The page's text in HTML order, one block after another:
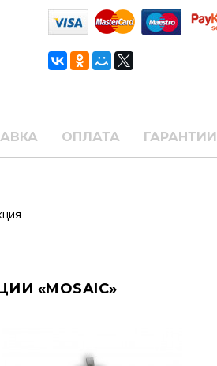
ОПЛАТА ГАРАНТИИ
«MOSAIC»